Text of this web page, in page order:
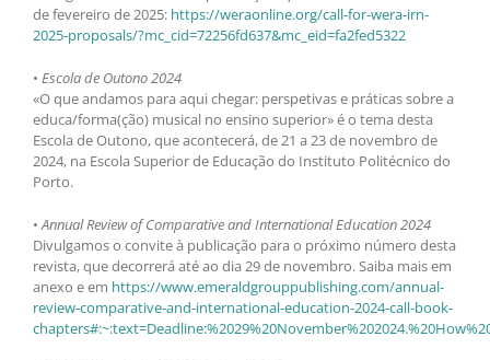
de fevereiro de 2025: https://weraonline.org/call-for-wera-irn-
2025-proposals/?mc_cid=72256fd637&mc_eid=fa2fed5322
• Escola de Outono 2024
«O que andamos para aqui chegar: perspetivas e práticas sobre a
educa/forma(ção) musical no ensino superior» é o tema desta
Escola de Outono, que acontecerá, de 21 a 23 de novembro de
2024, na Escola Superior de Educação do Instituto Politécnico do
Porto.
•Annual Review of Comparative and International Education 2024
Divulgamos o convite à publicação para o próximo número desta
revista, que decorrerá até ao dia 29 de novembro. Saiba mais em
anexo e em https://www.emeraldgrouppublishing.com/annual-
review-comparative-and-international-education-2024-call-book-